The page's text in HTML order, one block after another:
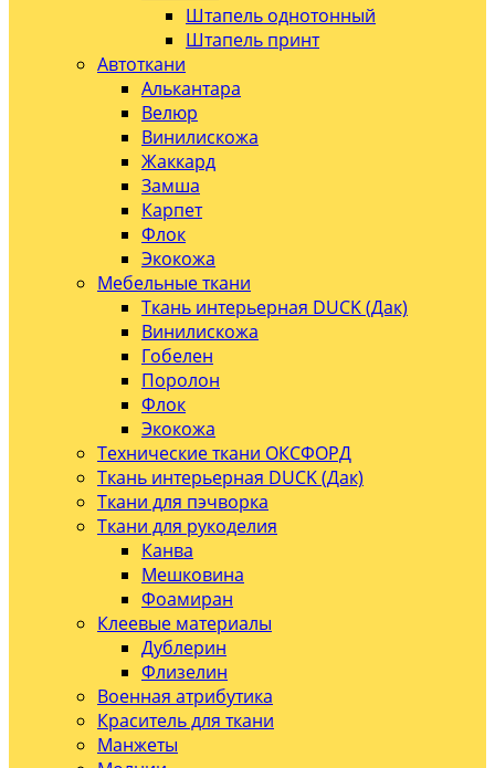
Штапель однотонный
Штапель принт
Автоткани
Алькантара
Велюр
Винилискожа
Жаккард
Замша
Карпет
Флок
Экокожа
Мебельные ткани
Ткань интерьерная DUCK (Дак)
Винилискожа
Гобелен
Поролон
Флок
Экокожа
Технические ткани ОКСФОРД
Ткань интерьерная DUCK (Дак)
Ткани для пэчворка
Ткани для рукоделия
Канва
Мешковина
Фоамиран
Клеевые материалы
Дублерин
Флизелин
Военная атрибутика
Краситель для ткани
Манжеты